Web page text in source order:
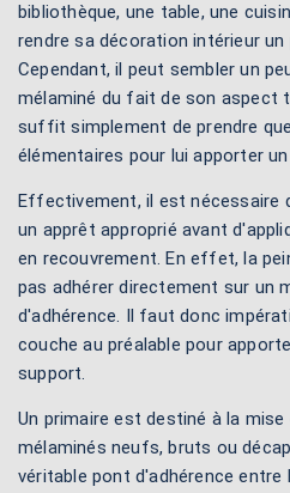
bibliothèque, une table, une
rendre sa décoration intérieur un
Cependant, il peut sembler un
mélaminé du fait de son aspect
suffit simplement de prendre
élémentaires pour lui apporter
Effectivement, il est nécessaire
un apprêt approprié avant
en recouvrement. En effet, la
pas adhérer directement sur un
d'adhérence. Il faut donc
couche au préalable pour
support.
Un primaire est destiné à la
mélaminés neufs, bruts ou
véritable pont d'adhérence